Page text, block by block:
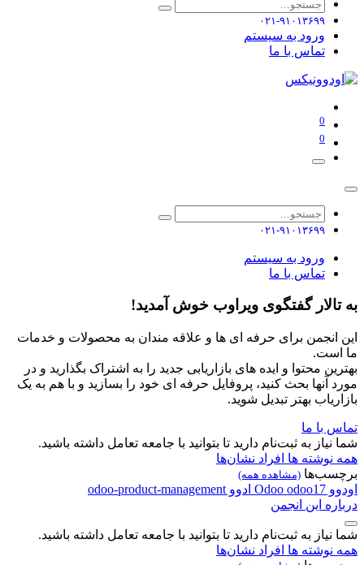
۰۲۱-۹۱۰۱۳۶۹۹
ورود به سیستم
تماس با ما
0
0
۰۲۱-۹۱۰۱۳۶۹۹
ورود به سیستم
تماس با ما
به تالار گفتگوی ویراوب خوش آمدید!
این انجمن برای حرفه ای ها و علاقه مندان به محصولات و خدمات
ما است.
بهترین محتوا و ایده های بازاریابی جدید را به اشتراک بگذارید و در
مورد آنها بحث کنید، پروفایل حرفه ای خود را بسازید و با هم به یک
بازاریاب بهتر تبدیل شوید.
تماس با ما
شما نیاز به ثبت‌نام دارید تا بتوانید با جامعه تعامل داشته باشید.
همه نوشته ها افراد نشان‌ها
برچسب‌ها (مشاهده همه)
اودوو Odoo odoo17 ادوو odoo-product-management
درباره این انجمن
شما نیاز به ثبت‌نام دارید تا بتوانید با جامعه تعامل داشته باشید.
همه نوشته ها افراد نشان‌ها